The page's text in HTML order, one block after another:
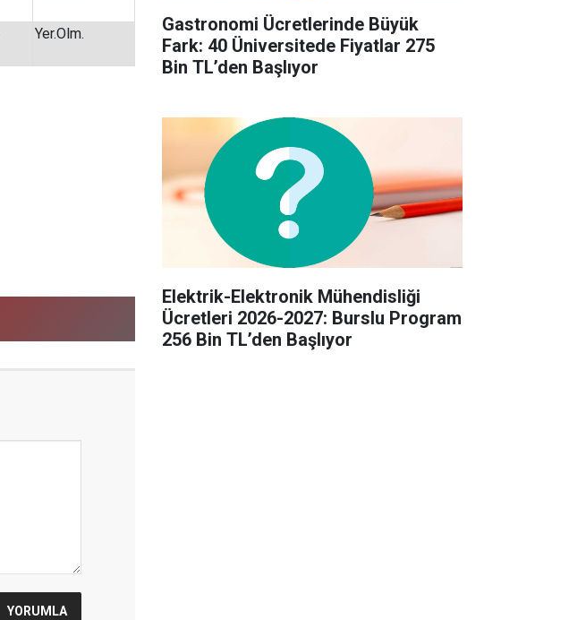
Yer.Olm.
Gastronomi Ücretlerinde Büyük
Fark: 40 Üniversitede Fiyatlar 275
Bin TL’den Başlıyor
Elektrik-Elektronik Mühendisliği
Ücretleri 2026-2027: Burslu Program
256 Bin TL’den Başlıyor